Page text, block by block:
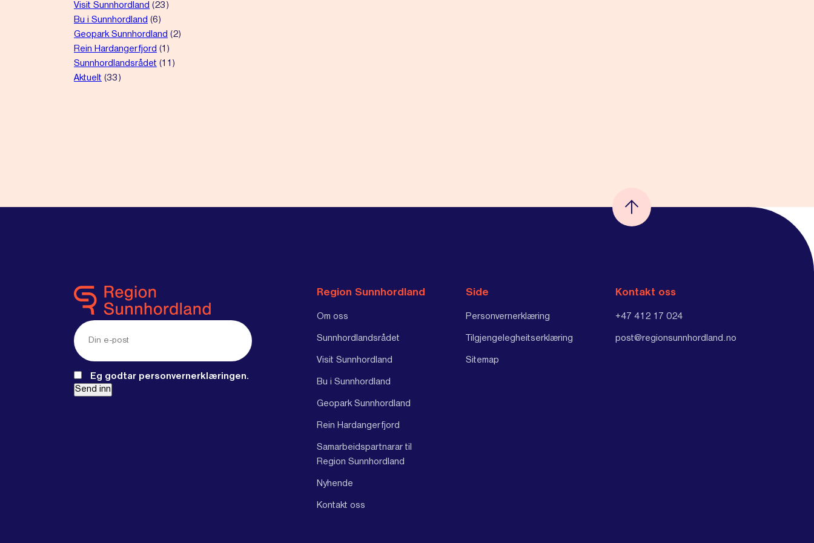
Visit Sunnhordland (23)
Bu i Sunnhordland (6)
Geopark Sunnhordland (2)
Rein Hardangerfjord (1)
Sunnhordlandsrådet (11)
Aktuelt (33)
E-
post(Required)
Eg godtar personvernerklæringen.
Send inn
Region Sunnhordland
Om oss
Sunnhordlandsrådet
Visit Sunnhordland
Bu i Sunnhordland
Geopark Sunnhordland
Rein Hardangerfjord
Samarbeidspartnarar til
Region Sunnhordland
Nyhende
Kontakt oss
Side
Personvernerklæring
Tilgjengelegheitserklæring
Sitemap
Kontakt oss
+47 412 17 024
post@regionsunnhordland.no